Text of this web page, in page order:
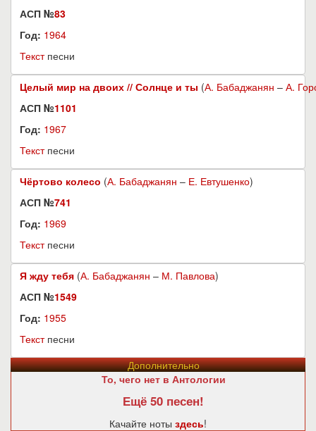
АСП №83
Год: 1964
Текстпесни
Целый мир на двоих // Солнце и ты (А. Бабаджанян – А.
АСП №1101
Год: 1967
Текстпесни
Чёртово колесо (А. Бабаджанян – Е. Евтушенко)
АСП №741
Год: 1969
Текстпесни
Я жду тебя (А. Бабаджанян – М. Павлова)
АСП №1549
Год: 1955
Текстпесни
Дополнительно
То, чего нет в Антологии
Ещё 50 песен!
Качайте ноты здесь!